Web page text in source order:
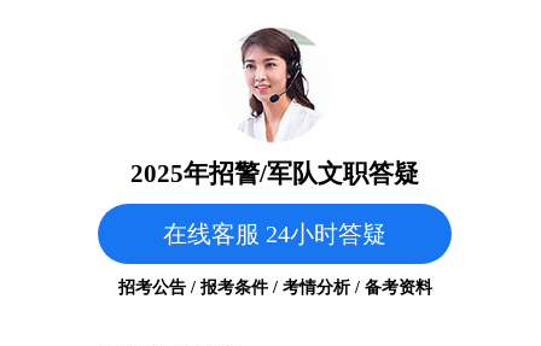
2025年招警/军队文职答疑
在线客服 24小时答疑
招考公告 / 报考条件 / 考情分析 / 备考资料